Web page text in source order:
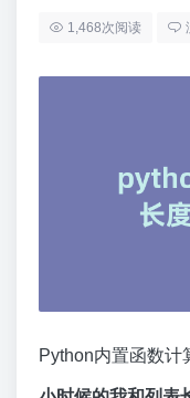
1,468次阅读
Python内置函数计